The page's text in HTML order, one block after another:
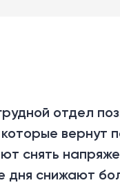
отдел
вернут
снять
дня снижают